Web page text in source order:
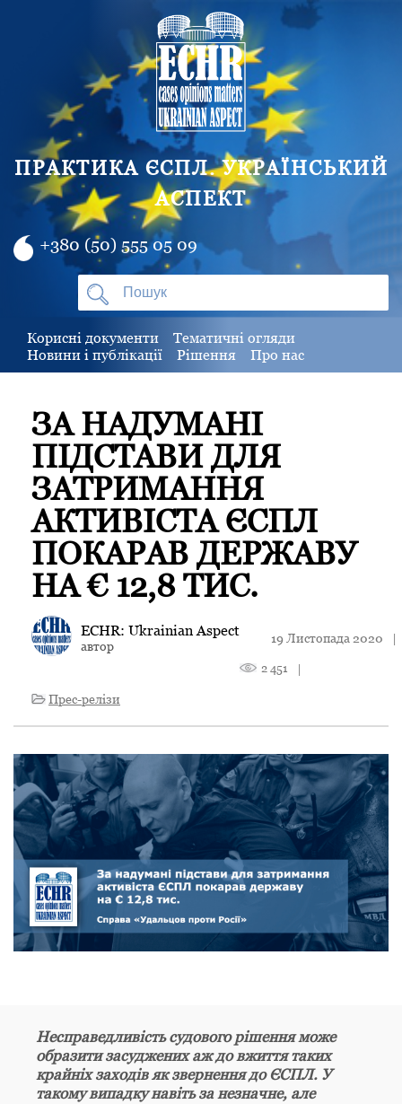
ПРАКТИКА ЄСПЛ. УКРАЇНСЬКИЙ
АСПЕКТ
+380 (50) 555 05 09
Корисні документи
Тематичні огляди
Новини і публікації
Рішення Про нас
ЗА НАДУМАНІ
ПІДСТАВИ ДЛЯ
ЗАТРИМАННЯ
АКТИВІСТА ЄСПЛ
ПОКАРАВ ДЕРЖАВУ
НА € 12,8 ТИС.
ECHR: Ukrainian Aspect
автор
19 Листопада 2020 |
2 451
|
Прес-релізи
Несправедливість судового рішення може
образити засуджених аж до вжиття таких
крайніх заходів як звернення до ЄСПЛ. У
такому випадку навіть за незначне, але